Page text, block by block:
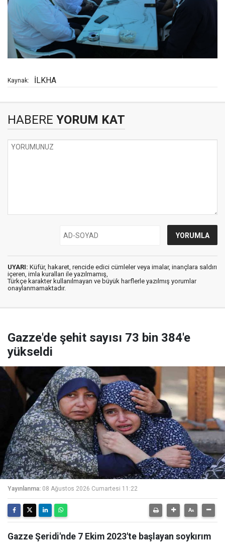
Kaynak: İLKHA
HABERE YORUM KAT
UYARI: Küfür, hakaret, rencide edici cümleler veya imalar, inançlara saldırı
içeren, imla kuralları ile yazılmamış,
Türkçe karakter kullanılmayan ve büyük harflerle yazılmış yorumlar
onaylanmamaktadır.
Gazze'de şehit sayısı 73 bin 384'e
yükseldi
Yayınlanma: 08 Ağustos 2026 Cumartesi 11:22
Gazze Şeridi'nde 7 Ekim 2023'te başlayan soykırım